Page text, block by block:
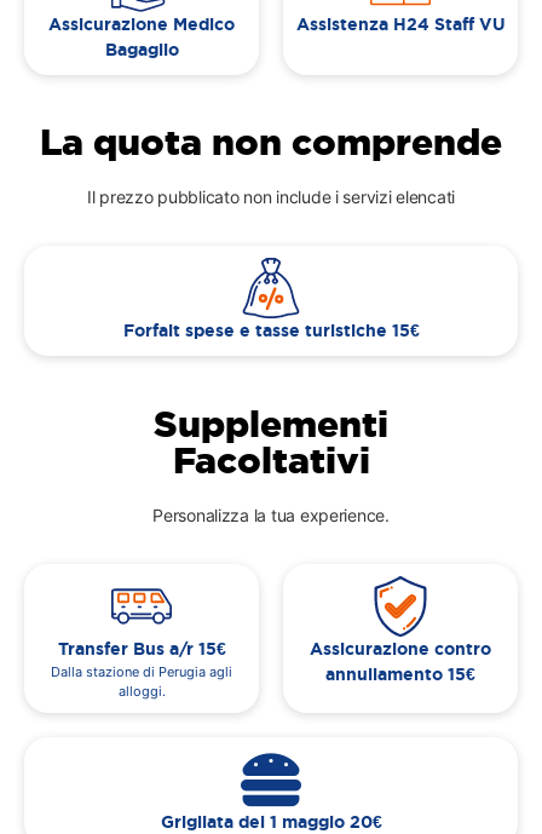
Assicurazione Medico
Bagaglio
Assistenza H24 Staff VU
La quota non comprende
Il prezzo pubblicato non include i servizi elencati
Forfait spese e tasse turistiche 15€
Supplementi
Facoltativi
Personalizza la tua experience.
Transfer Bus a/r 15€
Dalla stazione di Perugia agli
alloggi.
Assicurazione contro
annullamento 15€
Grigliata del 1 maggio 20€